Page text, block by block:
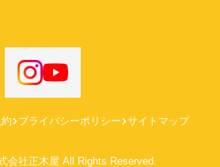
プライバシーポリシー サイトマップ
会社正木屋 All Rights Reserved.